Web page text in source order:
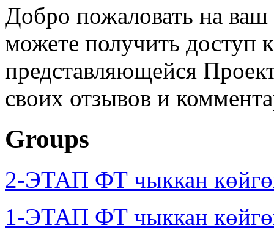
Добро пожаловать на
можете получить доступ
представляющейся
своих отзывов и
Groups
2-ЭТАП ФТ чыккан
1-ЭТАП ФТ чыккан